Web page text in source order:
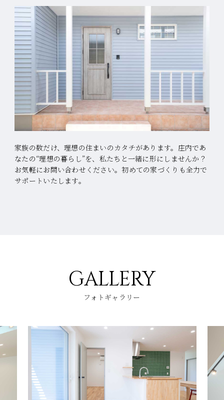
家族の数だけ、理想の住まいのカタチがあります。 庄内であ
なたの“理想の暮らし”を、私たちと一緒に形にしませんか？
お気軽にお問い合わせください。初めての家づくりも全力で
サポートいたします。
GALLERY
フォトギャラリー